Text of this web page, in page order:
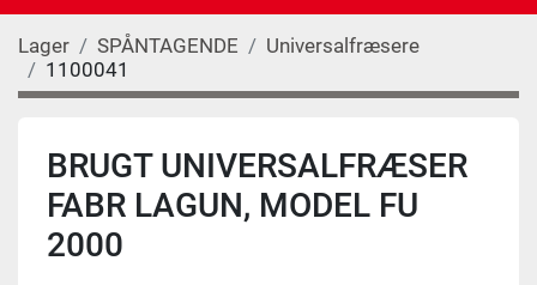
Lager SPÅNTAGENDE
Universalfræsere
1100041
BRUGT UNIVERSALFRÆSER
FABR LAGUN, MODEL FU
2000